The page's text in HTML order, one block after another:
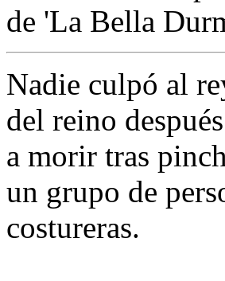
de 'La Bella
Nadie culpó al
del reino
a morir tras
un grupo de
costureras.